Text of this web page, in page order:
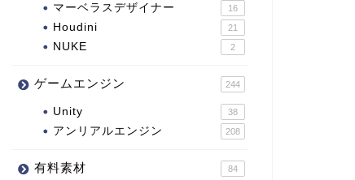
マーベラスデザイナー 16
Houdini 21
NUKE 2
ゲームエンジン 244
Unity 38
アンリアルエンジン 208
有料素材 84